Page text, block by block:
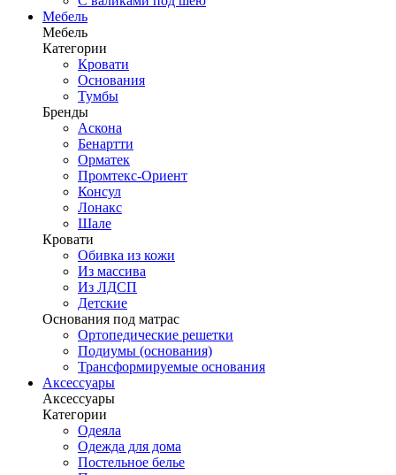
Мебель
Мебель
Категории
Кровати
Основания
Тумбы
Бренды
Аскона
Бенартти
Орматек
Промтекс-Ориент
Консул
Лонакс
Шале
Кровати
Обивка из кожи
Из массива
Из ЛДСП
Детские
Основания под матрас
Ортопедические решетки
Подиумы (основания)
Трансформируемые основания
Аксессуары
Аксессуары
Категории
Одеяла
Одежда для дома
Постельное белье